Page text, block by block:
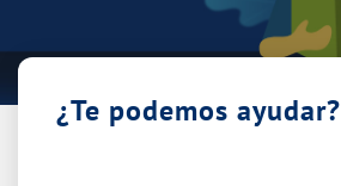
¿Te podemos ayudar?